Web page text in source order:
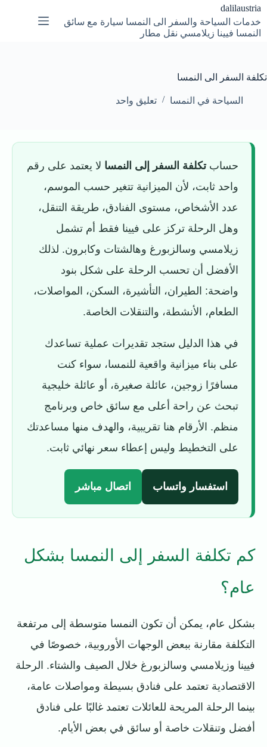
التجاوز
المحتوى
dalilaustria
خدمات السياحة والسفر الى النمسا سيارة مع سائق
النمسا فيينا زيلامسي نقل مطار
تكلفة السفر الى النمسا
السياحة في النمسا تعليق واحد
حسابتكلفة السفر إلى النمسا لا يعتمد على رقم
واحد ثابت، لأن الميزانية تتغير حسب الموسم،
عدد الأشخاص، مستوى الفنادق، طريقة التنقل،
وهل الرحلة تركز على فيينا فقط أم تشمل
زيلامسي وسالزبورغ وهالشتات وكابرون. لذلك
الأفضل أن تحسب الرحلة على شكل بنود
واضحة: الطيران، التأشيرة، السكن، المواصلات،
الطعام، الأنشطة، والتنقلات الخاصة.
في هذا الدليل ستجد تقديرات عملية تساعدك
على بناء ميزانية واقعية للنمسا، سواء كنت
مسافرًا زوجين، عائلة صغيرة، أو عائلة خليجية
تبحث عن راحة أعلى مع سائق خاص وبرنامج
منظم. الأرقام هنا تقريبية، والهدف منها مساعدتك
على التخطيط وليس إعطاء سعر نهائي ثابت.
استفسار واتساب اتصال مباشر
كم تكلفة السفر إلى النمسا بشكل
عام؟
بشكل عام، يمكن أن تكون النمسا متوسطة إلى مرتفعة
التكلفة مقارنة ببعض الوجهات الأوروبية، خصوصًا في
فيينا وزيلامسي وسالزبورغ خلال الصيف والشتاء. الرحلة
الاقتصادية تعتمد على فنادق بسيطة ومواصلات عامة،
بينما الرحلة المريحة للعائلات تعتمد غالبًا على فنادق
أفضل وتنقلات خاصة أو سائق في بعض الأيام.